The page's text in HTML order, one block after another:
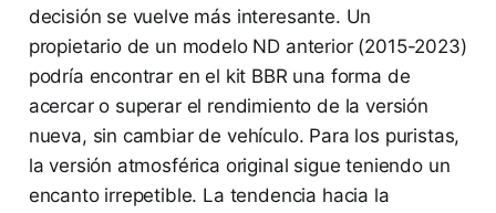
decisión se vuelve más interesante. Un
propietario de un modelo ND anterior (2015-2023)
podría encontrar en el kit BBR una forma de
acercar o superar el rendimiento de la versión
nueva, sin cambiar de vehículo. Para los puristas,
la versión atmosférica original sigue teniendo un
encanto irrepetible. La tendencia hacia la